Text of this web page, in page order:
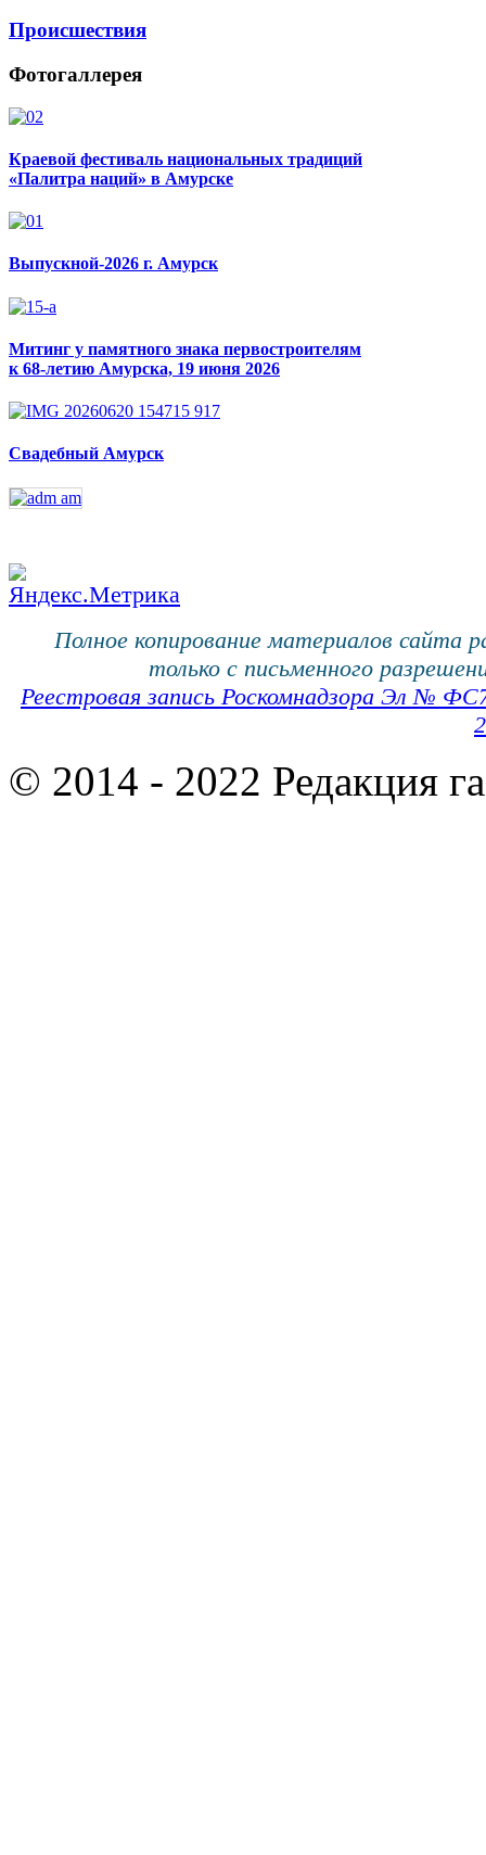
Происшествия
Фотогаллерея
Краевой фестиваль национальных традиций
«Палитра наций» в Амурске
Выпускной-2026 г. Амурск
Митинг у памятного знака первостроителям
к 68-летию Амурска, 19 июня 2026
Свадебный Амурск
Полное копирование материалов сайта
только с письменного
Реестровая запись Роскомнадзора Эл №
© 2014 - 2022 Редакция